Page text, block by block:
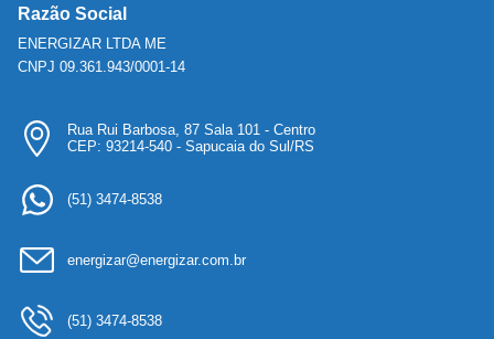
Razão Social
ENERGIZAR LTDA ME
CNPJ 09.361.943/0001-14
Rua Rui Barbosa, 87 Sala 101 - Centro
CEP: 93214-540 - Sapucaia do Sul/RS
(51) 3474-8538
energizar@energizar.com.br
(51) 3474-8538